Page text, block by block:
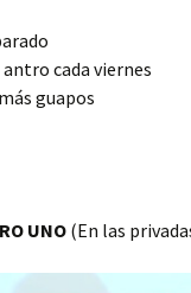
cada viernes
guapos
UNO(En las